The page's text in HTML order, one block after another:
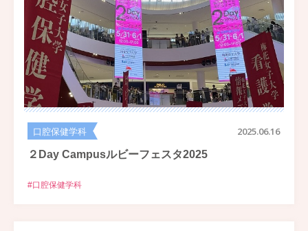
口腔保健学科 2025.06.16
２Day Campusルビーフェスタ2025
#口腔保健学科